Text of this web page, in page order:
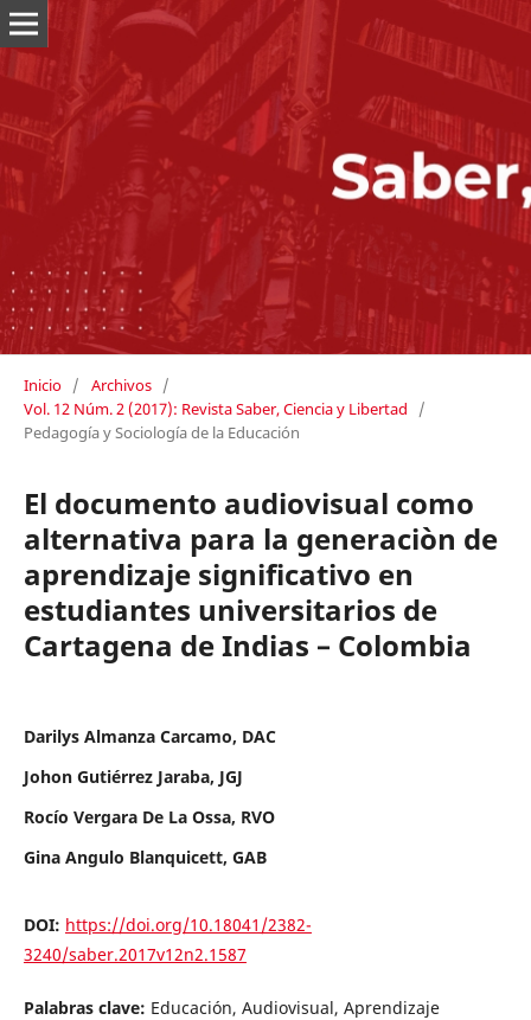
Inicio / Archivos /
Vol. 12 Núm. 2 (2017): Revista Saber, Ciencia y Libertad
/
Pedagogía y Sociología de la Educación
El documento audiovisual como
alternativa para la generaciòn de
aprendizaje significativo en
estudiantes universitarios de
Cartagena de Indias – Colombia
Darilys Almanza Carcamo, DAC
Johon Gutiérrez Jaraba, JGJ
Rocío Vergara De La Ossa, RVO
Gina Angulo Blanquicett, GAB
DOI: https://doi.org/10.18041/2382-
3240/saber.2017v12n2.1587
Palabras clave: Educación, Audiovisual, Aprendizaje